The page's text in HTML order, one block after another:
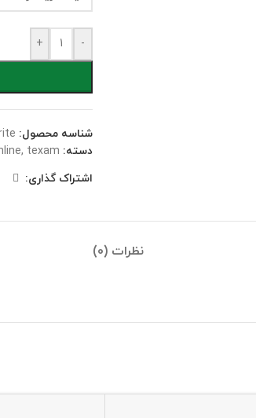
-
+
شناسه محصول:
دسته:
, texam
اشتراک گذاری:
نظرات (0)